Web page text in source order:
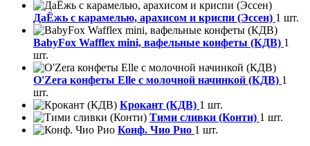
ДаЁжь с карамелью, арахисом и криспи (Эссен) 1 шт.
BabyFox Wafflex mini, вафельные конфеты (КДВ) 1
шт.
O'Zera конфеты Elle с молочной начинкой (КДВ) 1
шт.
Крокант (КДВ) 1 шт.
Тими сливки (Конти) 1 шт.
Конф. Чио Рио 1 шт.